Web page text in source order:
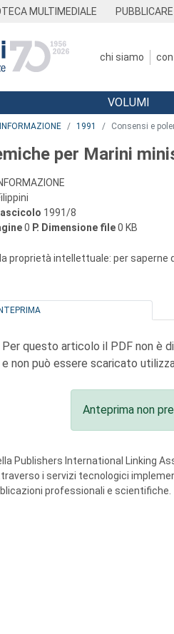
MULTIMEDIALE PUBBLICARE
chi siamo
VOLUMI
1991 Consensi e
per Marini
1991/8
0 P. Dimensione file0 KB
proprietà intellettuale: per saperne
Per questo articolo il PDF non è
e non può essere scaricato
Anteprima non
Publishers International Linking
i servizi tecnologici
professionali e scientifiche.